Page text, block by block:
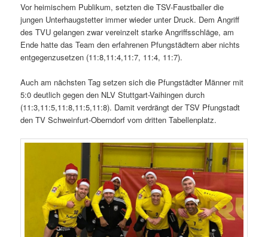
Vor heimischem Publikum, setzten die TSV-Faustballer die
jungen Unterhaugstetter immer wieder unter Druck. Dem Angriff
des TVU gelangen zwar vereinzelt starke Angriffsschläge, am
Ende hatte das Team den erfahrenen Pfungstädtern aber nichts
entgegenzusetzen (11:8,11:4,11:7, 11:4, 11:7).
Auch am nächsten Tag setzen sich die Pfungstädter Männer mit
5:0 deutlich gegen den NLV Stuttgart-Vaihingen durch
(11:3,11:5,11:8,11:5,11:8). Damit verdrängt der TSV Pfungstadt
den TV Schweinfurt-Oberndorf vom dritten Tabellenplatz.